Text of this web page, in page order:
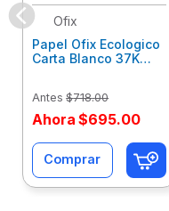
Ofix
Papel Ofix Ecologico
Carta Blanco 37K
Antes $718.00
Ahora $695.00
Comprar